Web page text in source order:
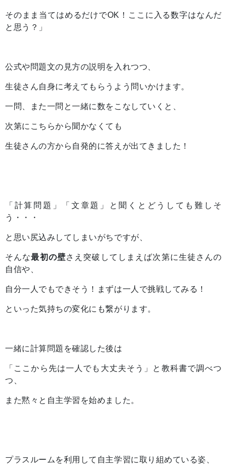
そのまま当てはめるだけでOK！ ここに入る数字はなんだ
と思う？ 」
公式や問題文の見方の説明を入れつつ、
生徒さん自身に考えてもらうよう問いかけます。
一問、また一問と一緒に数をこなしていくと、
次第にこちらから聞かなくても
生徒さんの方から自発的に答えが出てきました！
「計算問題」「文章題」と聞くとどうしても難しそ
う・・・
と思い尻込みしてしまいがちですが、
そんな最初の壁さえ突破してしまえば次第に生徒さんの
自信や、
自分一人でもできそう！まずは一人で挑戦してみる！
といった気持ちの変化にも繋がります。
一緒に計算問題を確認した後は
「ここから先は一人でも大丈夫そう」と教科書で調べつ
つ、
また黙々と自主学習を始めました。
プラスルームを利用して自主学習に取り組めている姿、